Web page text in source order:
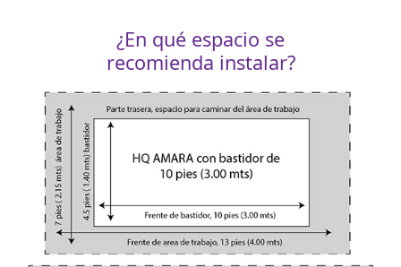
¿En qué espacio se
recomienda instalar?